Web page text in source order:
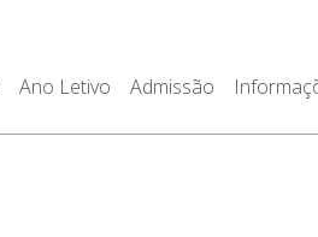
Ano Letivo Admissão